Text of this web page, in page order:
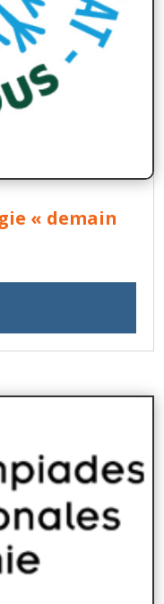
« demain